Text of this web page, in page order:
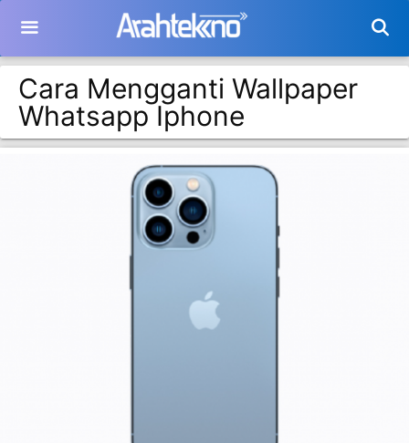
isi
Cara Mengganti Wallpaper
Whatsapp Iphone